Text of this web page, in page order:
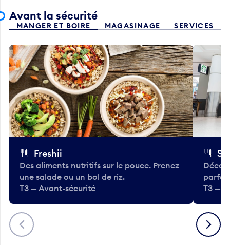
Avant la sécurité
MANGER ET BOIRE MAGASINAGE SERVICES
Précédent
Freshii
Des aliments nutritifs sur le pouce. Prenez
une salade ou un bol de riz.
T3 — Avant-sécurité
T3 —
Suivant